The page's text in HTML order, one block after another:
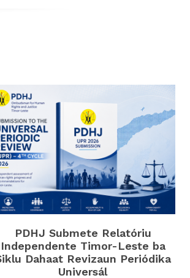
PDHJ Submete Relatóriu
Independente Timor-Leste ba
Dahaat Revizaun Periódika
Universál